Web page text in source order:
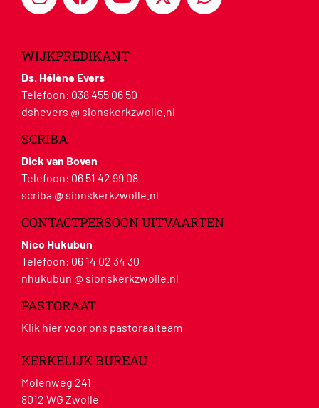
WIJKPREDIKANT
Ds. Hélène Evers
Telefoon: 038 455 06 50
dshevers @ sionskerkzwolle.nl
SCRIBA
Dick van Boven
Telefoon: 06 51 42 99 08
scriba @ sionskerkzwolle.nl
CONTACTPERSOON UITVAARTEN
Nico Hukubun
Telefoon: 06 14 02 34 30
nhukubun @ sionskerkzwolle.nl
PASTORAAT
Klik hier voor ons pastoraalteam
KERKELIJK BUREAU
Molenweg 241
8012 WG Zwolle